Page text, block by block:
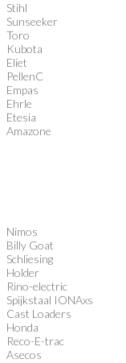
Stihl
Sunseeker
Toro
Kubota
Eliet
PellenC
Empas
Ehrle
Etesia
Amazone
Nimos
Billy Goat
Schliesing
Holder
Rino-electric
Spijkstaal IONAxs
Cast Loaders
Honda
Reco-E-trac
Asecos